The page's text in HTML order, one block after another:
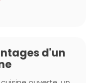
d'un